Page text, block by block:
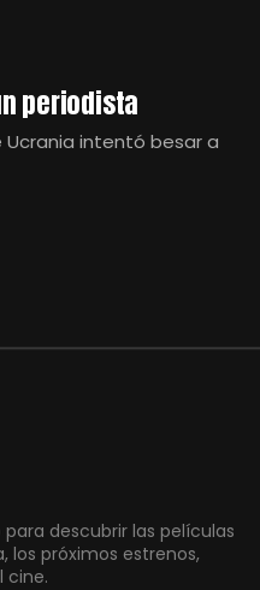
periodista
intentó besar a
descubrir las películas
los próximos estrenos,
cine.